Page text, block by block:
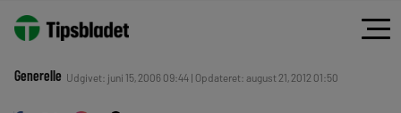
Generelle Udgivet: juni 15, 2006 09:44 | Opdateret: august 21, 2012 01:50